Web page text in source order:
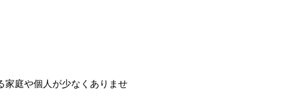
家庭や個人が少なくありませ